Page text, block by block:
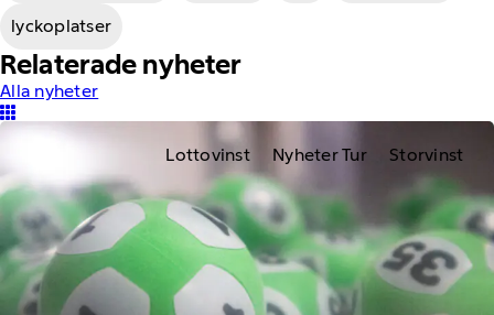
lyckoplatser
Relaterade nyheter
Alla nyheter
Lottovinst Nyheter Tur Storvinst